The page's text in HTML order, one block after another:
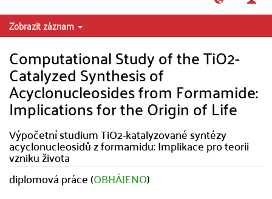
Zobrazit záznam
Computational Study of the TiO2-
Catalyzed Synthesis of
Acyclonucleosides from Formamide:
Implications for the Origin of Life
Výpočetní studium TiO2-katalyzované syntézy
acyclonucleosidů z formamidu: Implikace pro teorii
vzniku života
diplomová práce (OBHÁJENO)